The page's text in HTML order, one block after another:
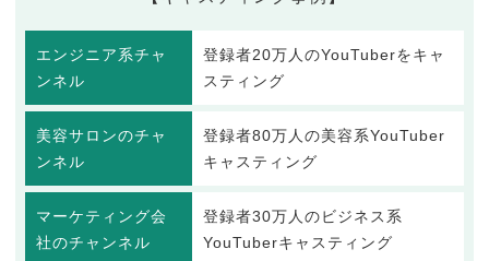
エンジニア系チャ
ンネル
登録者20万人のYouTuberをキャ
スティング
美容サロンのチャ
ンネル
登録者80万人の美容系YouTuber
キャスティング
マーケティング会
社のチャンネル
登録者30万人のビジネス系
YouTuberキャスティング